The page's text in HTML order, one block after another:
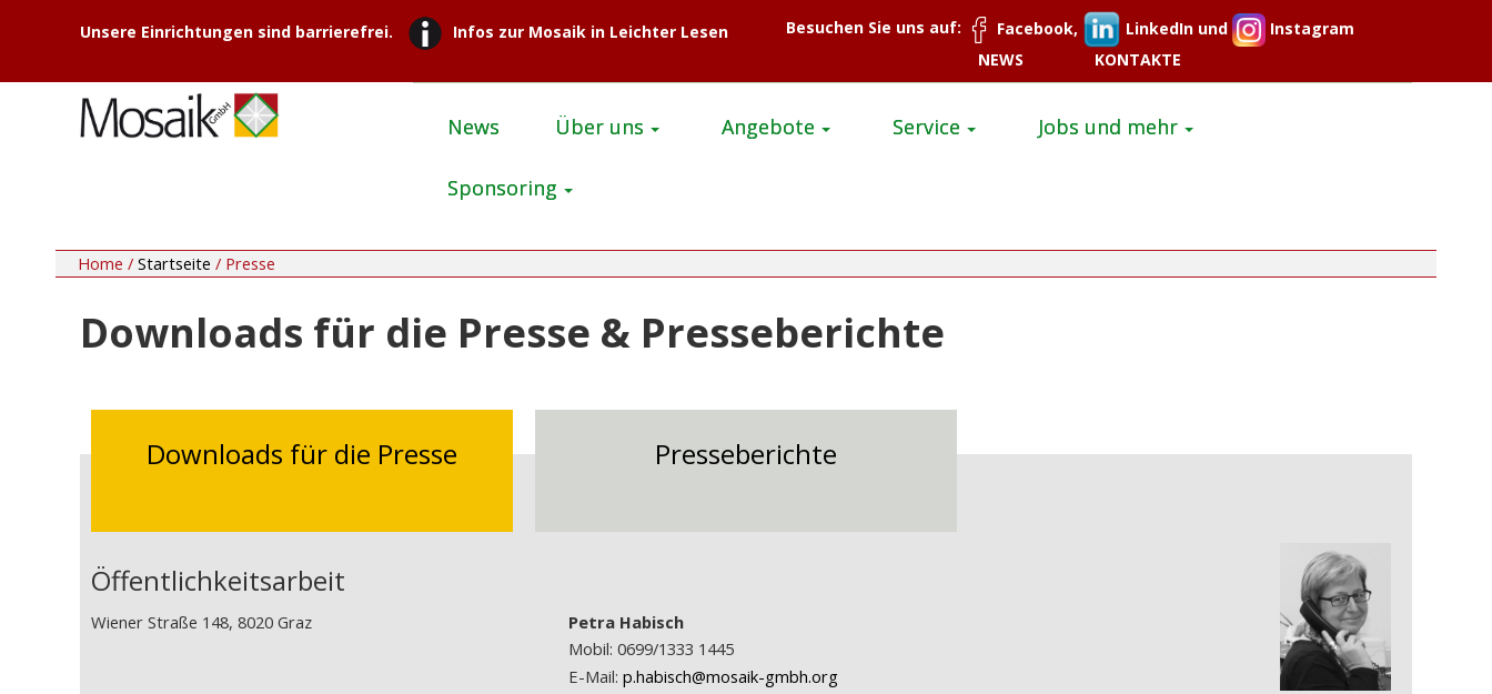
Unsere Einrichtungen sind barrierefrei. Infos zur Mosaik in Leichter Lesen Besuchen Sie uns auf: Facebook, LinkedIn und
Instagram
NEWS
KONTAKTE
News Über uns Angebote Service Jobs und mehr
Sponsoring
Home / Startseite / Presse
Downloads für die Presse & Presseberichte
Downloads für die Presse Presseberichte
Öffentlichkeitsarbeit
Wiener Straße 148, 8020 Graz
Petra Habisch
Mobil: 0699/1333 1445
E-Mail: p.habisch@mosaik-gmbh.org